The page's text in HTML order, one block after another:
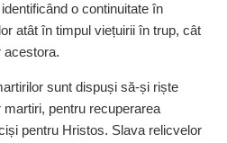
o continuitate în
atât în timpul viețuirii în trup, cât
acestora.
sunt dispuși să‑și riște
pentru recuperarea
pentru Hristos. Slava relicvelor